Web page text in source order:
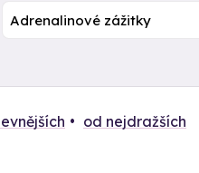
od nejdražších